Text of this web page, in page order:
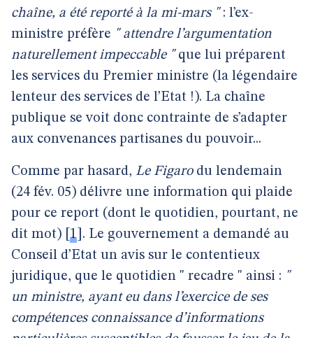
chaîne, a été reporté à la mi-mars ": l’ex-
ministre préfère " attendre l’argumentation
naturellement impeccable "que lui préparent
les services du Premier ministre (la légendaire
lenteur des services de l’Etat !). La chaîne
publique se voit donc contrainte de s’adapter
aux convenances partisanes du pouvoir...
Comme par hasard, Le Figarodu lendemain
(24 fév. 05) délivre une information qui plaide
pour ce report (dont le quotidien, pourtant, ne
dit mot) 1 . Le gouvernement a demandé au
Conseil d’Etat un avis sur le contentieux
juridique, que le quotidien " recadre " ainsi : "
un ministre, ayant eu dans l’exercice de ses
compétences connaissance d’informations